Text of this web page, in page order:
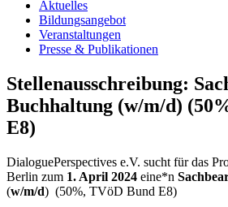
Aktuelles
Bildungsangebot
Veranstaltungen
Presse & Publikationen
Stellenausschreibung:
Buchhaltung (w/m/d)
E8)
DialoguePerspectives e.V. sucht für das
Berlin zum 1. April 2024 eine*n
(w/m/d) (50%, TVöD Bund E8)